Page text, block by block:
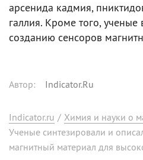
арсенида кадмия,
галлия. Кроме того, ученые
созданию сенсоров
Автор: Indicator.Ru
Indicator.ru / Химия и науки о
Ученые синтезировали и
магнитный материал для